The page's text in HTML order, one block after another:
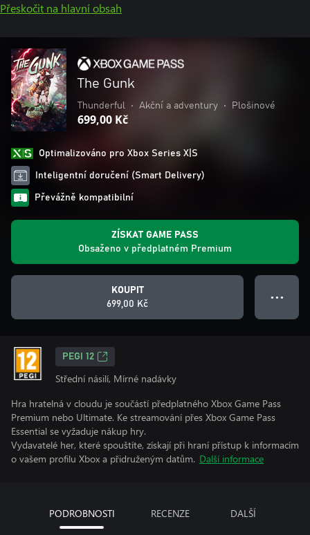
Přeskočit na hlavní obsah
The Gunk
Thunderful • Akční a adventury • Plošinové
699,00 Kč
Optimalizováno pro Xbox Series X|S
Inteligentní doručení (Smart Delivery)
Převážně kompatibilní
ZÍSKAT GAME PASS
Obsaženo v předplatném Premium
KOUPIT
699,00 Kč
● ● ●
PEGI 12
Střední násilí, Mírné nadávky
Hra hratelná v cloudu je součástí předplatného Xbox Game Pass
Premium nebo Ultimate. Ke streamování přes Xbox Game Pass
Essential se vyžaduje nákup hry.
Vydavatelé her, které spouštíte, získají při hraní přístup k informacím
o vašem profilu Xbox a přidruženým datům. Další informace
PODROBNOSTI RECENZE DALŠÍ